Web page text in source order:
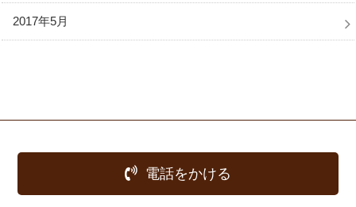
2017年5月
電話をかける